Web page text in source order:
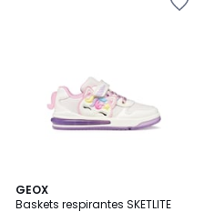
GEOX
Baskets respirantes SKETLITE